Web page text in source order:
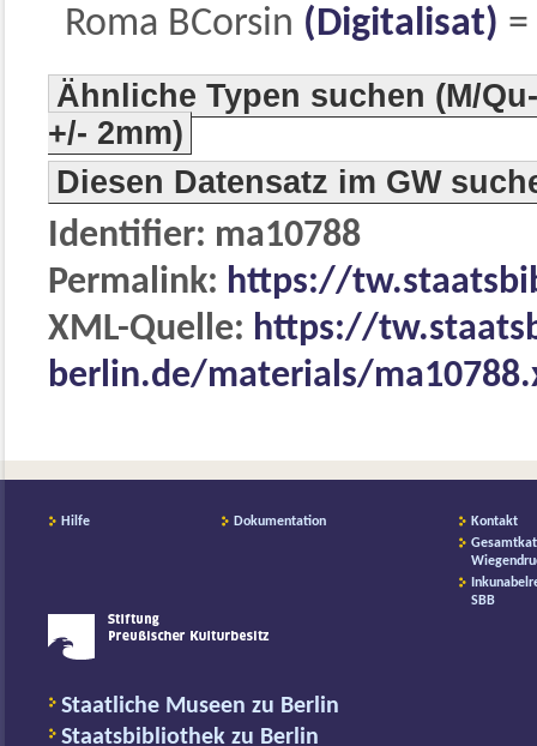
Roma BCorsin (Digitalisat) =
Ähnliche Typen suchen (M/
+/- 2mm)
Diesen Datensatz im GW
Identifier: ma10788
Permalink: https://
XML-Quelle: https://
berlin.de/materials/
Hilfe Dokumentation
Kontakt
SBB
Staatliche Museen zu Berlin
Staatsbibliothek zu Berlin